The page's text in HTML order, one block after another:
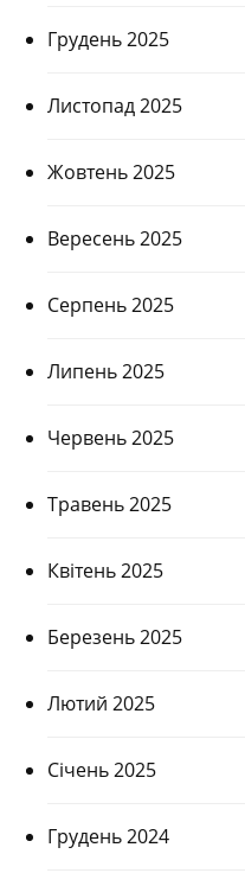
Грудень 2025
Листопад 2025
Жовтень 2025
Вересень 2025
Серпень 2025
Липень 2025
Червень 2025
Травень 2025
Квітень 2025
Березень 2025
Лютий 2025
Січень 2025
Грудень 2024